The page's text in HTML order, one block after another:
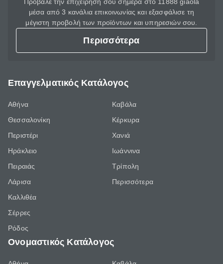
μέσα από 3 κανάλια επικοινωνίας και εξασφάλισε τη
μέγιστη προβολή των προϊόντων και υπηρεσιών σου.
Περισσότερα
Επαγγελματικός Κατάλογος
Αθήνα
Θεσσαλονίκη
Περιστέρι
Ηράκλειο
Πειραιάς
Λάρισα
Καλλιθέα
Σέρρες
Ρόδος
Καβάλα
Κέρκυρα
Χανιά
Ιωάννινα
Τρίπολη
Περισσότερα
Ονομαστικός Κατάλογος